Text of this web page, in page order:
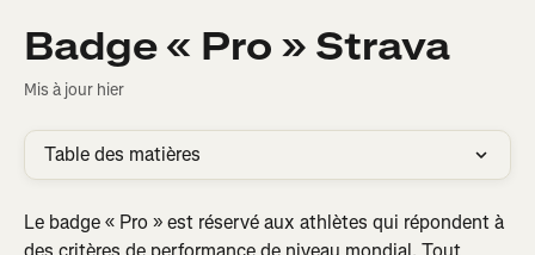
Badge « Pro » Strava
Mis à jour hier
Table des matières
Le badge « Pro » est réservé aux athlètes qui répondent à